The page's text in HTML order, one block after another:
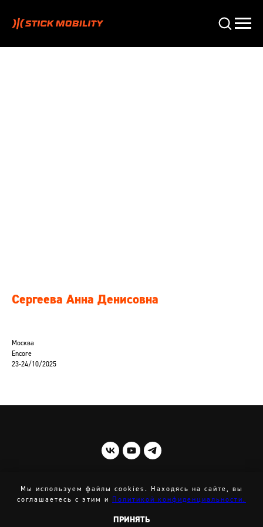
Сергеева Анна Денисовна
Москва
Encore
23-24/10/2025
Мы используем файлы cookies. Находясь на сайте, вы
соглашаетесь с этим и
Политикой конфиденциальности.
ПРИНЯТЬ
ВВЕРХ